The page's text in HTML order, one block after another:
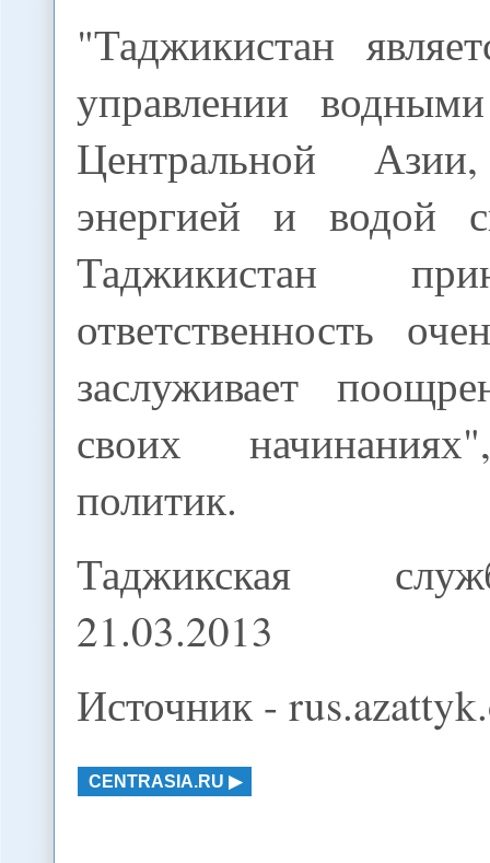
"Таджикистан
управлении
Центральной
энергией и водой
Таджикистан
ответственность
заслуживает
своих
политик.
Таджикская
21.03.2013
Источник -
CENTRASIA.RU